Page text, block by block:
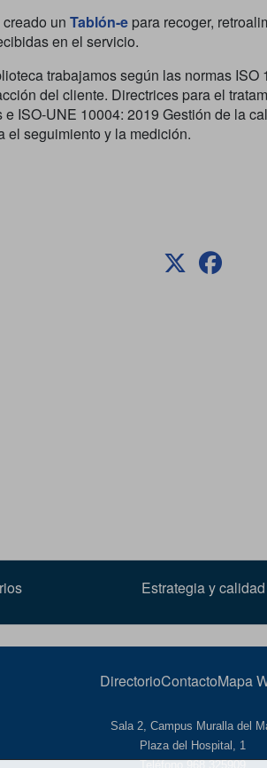
un Tablón-e para recoger,
en el servicio.
trabajamos según las normas ISO
del cliente. Directrices para el
ISO-UNE 10004: 2019 Gestión de la
el seguimiento y la medición.
Estrategia y calidad
DirectorioContactoMapa
Sala 2, Campus Muralla del
Plaza del Hospital, 1